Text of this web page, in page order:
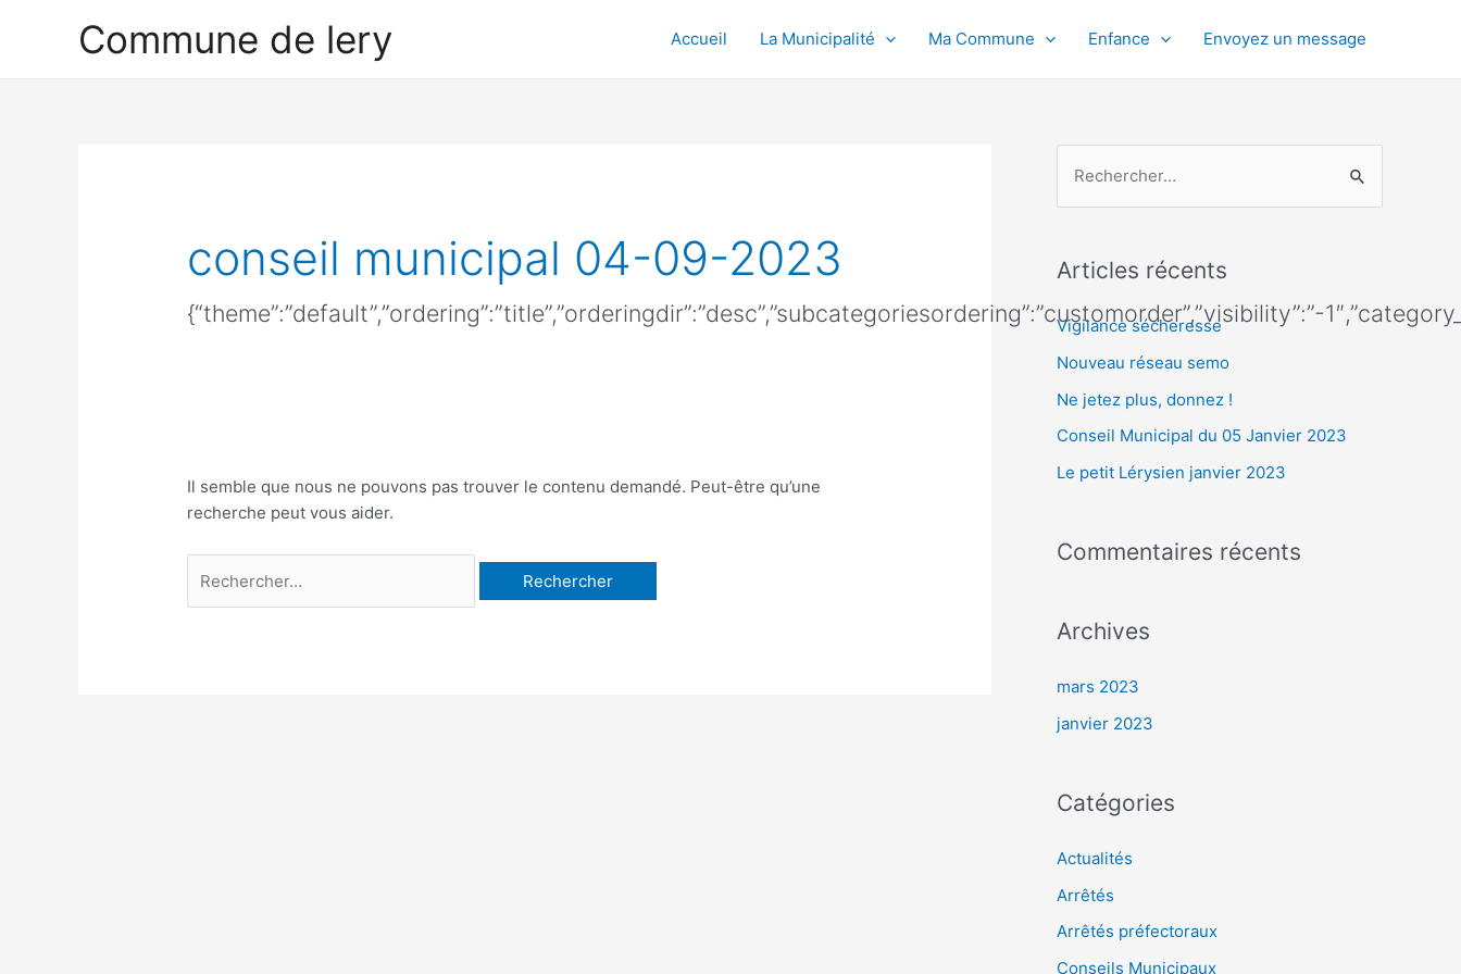
Commune de lery Accueil La Municipalité Ma Commune Enfance Envoyez un message
conseil municipal 04-09-2023
{“theme”:”default”,”ordering”:”title”,”orderingdir”:”desc”,”subcategoriesordering”:”customorder”,”visibility”:”-
Il semble que nous ne pouvons pas trouver le contenu demandé. Peut-être qu’une
recherche peut vous aider.
e
h
e
c
h
e
r
Articles récents
Vigilance sécheresse
Nouveau réseau semo
Ne jetez plus, donnez !
Conseil Municipal du 05 Janvier 2023
Le petit Lérysien janvier 2023
Commentaires récents
Archives
mars 2023
janvier 2023
Catégories
Actualités
Arrêtés
Arrêtés préfectoraux
Conseils Municipaux